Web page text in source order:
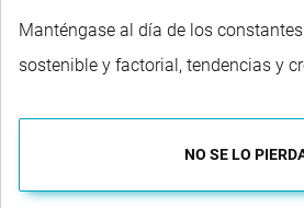
Manténgase al día de los
sostenible y factorial, tendencias y
NO SE LO